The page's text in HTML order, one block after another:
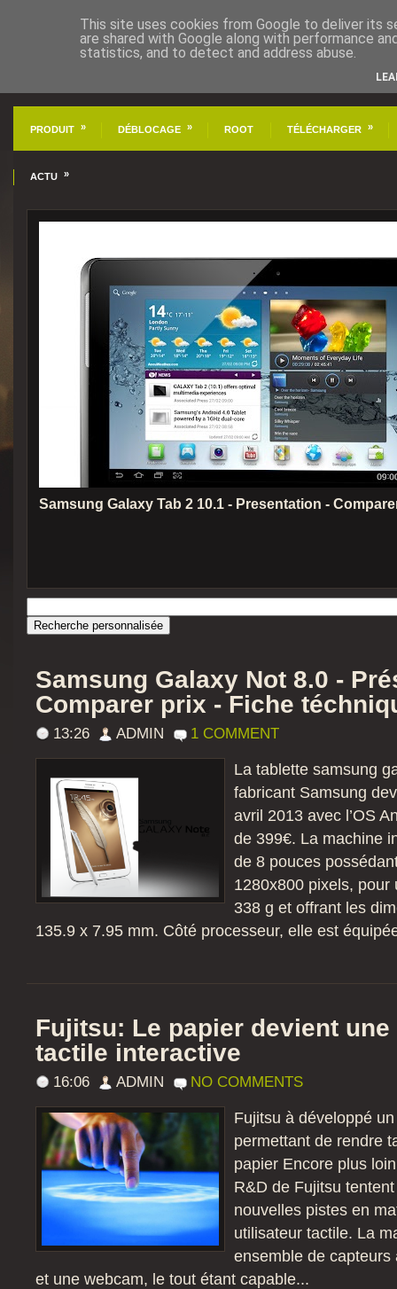
PRODUIT » DÉBLOCAGE » ROOT TÉLÉCHARGER »
ACTU »
Samsung Galaxy Tab 2 10.1 - Presentation -
Samsung Galaxy Not 8.0 -
Comparer prix - Fiche
13:26 ADMIN 1 COMMENT
La tablette samsung
fabricant Samsung
avril 2013 avec l’OS
de 399€. La machine
de 8 pouces
1280x800 pixels, pour
338 g et offrant les
135.9 x 7.95 mm. Côté processeur, elle est
Fujitsu: Le papier devient
tactile interactive
16:06 ADMIN NO COMMENTS
Fujitsu à développé
permettant de rendre
papier Encore plus
R&D de Fujitsu tentent
nouvelles pistes en
utilisateur tactile. La
ensemble de
et une webcam, le tout étant capable...
This site uses cookies from Google to deliver its
are shared with Google along with performance
statistics, and to detect and address abuse.